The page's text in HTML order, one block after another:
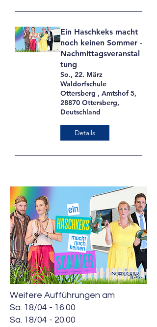
Ein Haschkeks macht
noch keinen Sommer -
Nachmittagsveranstal
tung
So., 22. März
Waldorfschule
Ottersberg , Amtshof 5,
28870 Ottersberg,
Deutschland
Details
Weitere Aufführungen am
Sa. 18/04 - 16.00
Sa. 18/04 - 20.00